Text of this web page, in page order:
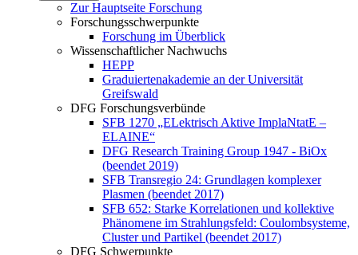
Zur Hauptseite Forschung
Forschungsschwerpunkte
Forschung im Überblick
Wissenschaftlicher Nachwuchs
HEPP
Graduiertenakademie an der Universität
Greifswald
DFG Forschungsverbünde
SFB 1270 „ELektrisch Aktive ImplaNtatE –
ELAINE“
DFG Research Training Group 1947 - BiOx
(beendet 2019)
SFB Transregio 24: Grundlagen komplexer
Plasmen (beendet 2017)
SFB 652: Starke Korrelationen und kollektive
Phänomene im Strahlungsfeld: Coulombsysteme,
Cluster und Partikel (beendet 2017)
DFG Schwerpunkte